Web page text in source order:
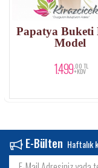
Papatya
Model
1.499 ,00 TL
+KDV
E-Bülten Haftalık